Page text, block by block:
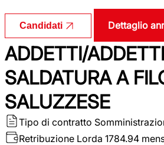
Candidati Dettaglio
ADDETTI/
SALDATURA A
SALUZZESE
Tipo di contratto
Retribuzione Lorda 1784.94